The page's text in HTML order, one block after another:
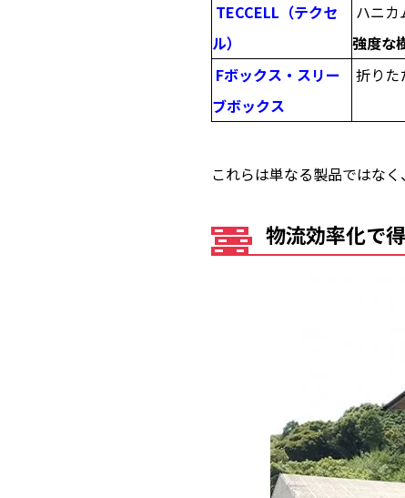
TECCELL（テクセ
ル）
ハニカ
強度な
Fボックス・スリー
ブボックス
折りた
これらは単なる製品ではな
物流効率化で